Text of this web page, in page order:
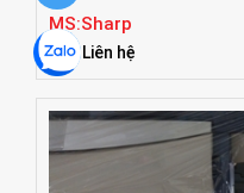
MS:Sharp
Giá: Liên hệ